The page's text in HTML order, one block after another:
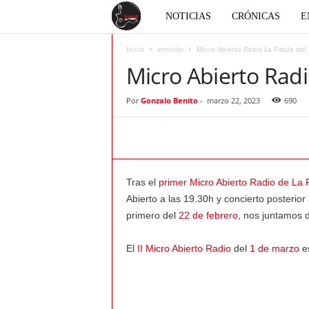
c
o
a
z
ó
NOTICIAS CRÓNICAS
Inicio emisión Micro Abierto Radio La Fídula del
Micro Abierto
Por Gonzalo Benito- marzo 22, 2023 690
Tras el primer Micro Abierto Radio de La
Abierto a las 19.30h y concierto
primero del 22 de febrero, nos juntamos
El II Micro Abierto Radiodel 1 de marzo